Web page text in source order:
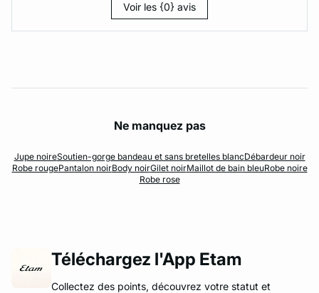
Voir les {0} avis
Ne manquez pas
Jupe noireSoutien-gorge bandeau et sans bretelles blancDébardeur noir
Robe rougePantalon noirBody noirGilet noirMaillot de bain bleuRobe noire
Robe rose
Téléchargez l'App Etam
Collectez des points, découvrez votre statut et